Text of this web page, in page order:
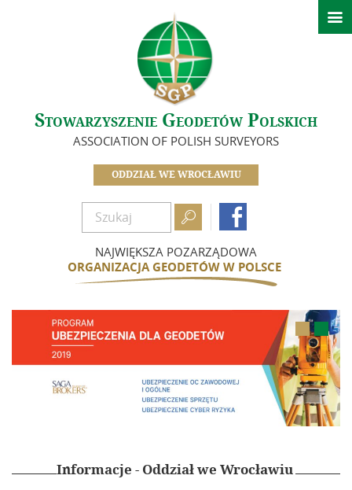
Stowarzyszenie Geodetów Polskich
ASSOCIATION OF POLISH SURVEYORS
ODDZIAŁ WE WROCŁAWIU
 
NAJWIĘKSZA POZARZĄDOWA
ORGANIZACJA GEODETÓW W POLSCE

Aktualności
Ważne informacje
Informacje – Oddział we Wrocławiu
Kalendarz wydarzeń
Biuletyn
Koła
In Memoriam
Idea i cele
Dokumenty
Składki
Galeria
Informacje - Oddział we Wrocławiu